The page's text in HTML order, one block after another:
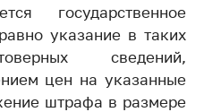
государственное
указание в таких
сведений,
цен на указанные
штрафа в размере